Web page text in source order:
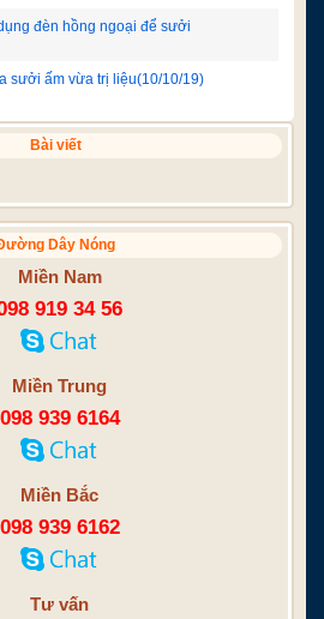
đèn hồng ngoại để sưởi
sưởi ấm vừa trị liệu(10/10/19)
Bài viết
Dây Nóng
Miền Nam
919 34 56
Miền Trung
098 939 6164
Miền Bắc
098 939 6162
Tư vấn